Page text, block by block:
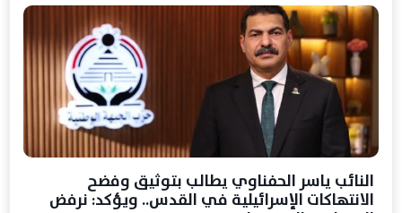
النائب ياسر الحفناوي يطالب بتوثيق وفضح
الانتهاكات الإسرائيلية في القدس.. ويؤكد: نرفض